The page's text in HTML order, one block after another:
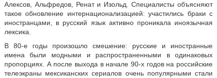
Алексов, Альфредов, Ренат и Изольд. Специалисты объясняют
такое обновление интернационализацией: участились браки с
иностранцами, в русский язык активно проникала иноязычная
лексика.
В 80-е годы произошло смешение: русские и иностранные
имена были модными и распространенными в одинаковых
пропорциях. А после выхода в начале 90-х годов на российские
телеэкраны мексиканских сериалов очень популярными стали